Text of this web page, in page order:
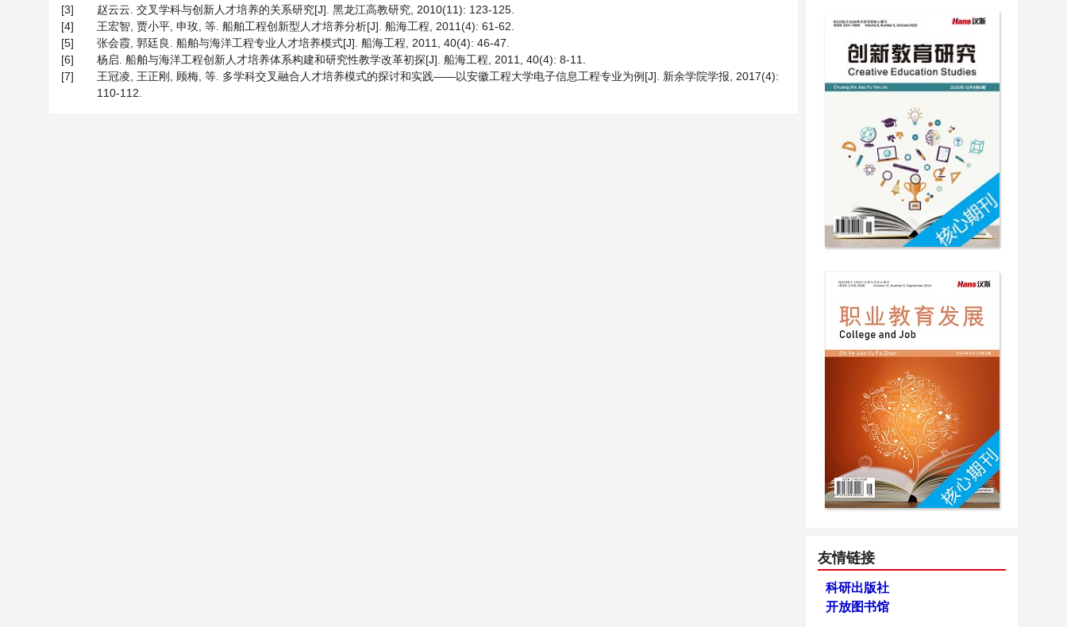
[3]
赵云云. 交叉学科与创新人才培养的关系研究[J]. 黑龙江高教研究, 2010(11): 123-125.
[4]
王宏智, 贾小平, 申玫, 等. 船舶工程创新型人才培养分析[J]. 船海工程, 2011(4): 61-62.
[5]
张会霞, 郭廷良. 船舶与海洋工程专业人才培养模式[J]. 船海工程, 2011, 40(4): 46-47.
[6]
杨启. 船舶与海洋工程创新人才培养体系构建和研究性教学改革初探[J]. 船海工程, 2011, 40(4): 8-11.
[7]
王冠凌, 王正刚, 顾梅, 等. 多学科交叉融合人才培养模式的探讨和实践——以安徽工程大学电子信息工程专业为例[J]. 新余学院学报, 2017(4):
110-112.
友情链接
科研出版社
开放图书馆